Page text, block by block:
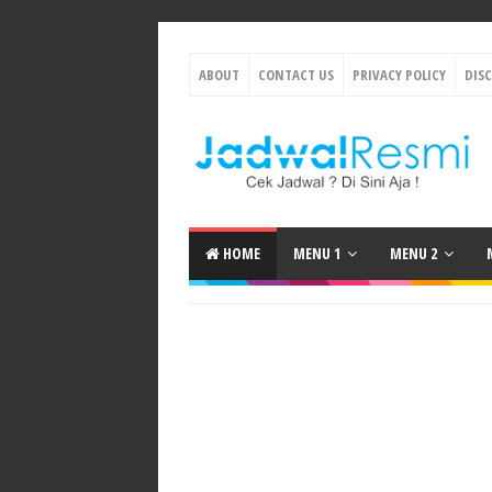
ABOUT CONTACT US PRIVACY POLICY
HOME MENU 1 MENU 2